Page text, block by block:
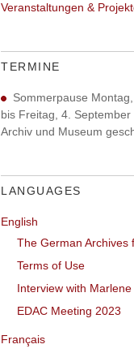
Veranstaltungen &
TERMINE
Sommerpause
bis Freitag, 4. September
Archiv und Museum
LANGUAGES
English
The German Archives
Terms of Use
Interview with Marlene
EDAC Meeting 2023
Français